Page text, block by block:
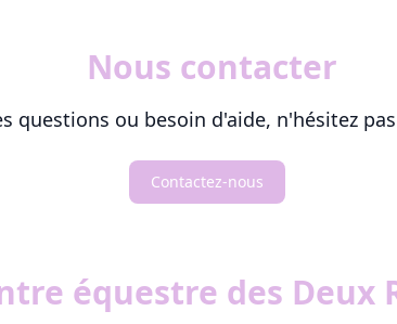
Nous contacter
questions ou besoin d'aide, n'hésitez
Contactez-nous
équestre des Deux